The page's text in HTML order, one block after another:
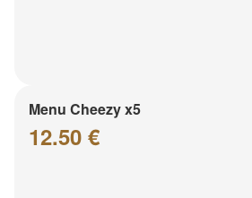
Menu Cheezy x5
12.50 €